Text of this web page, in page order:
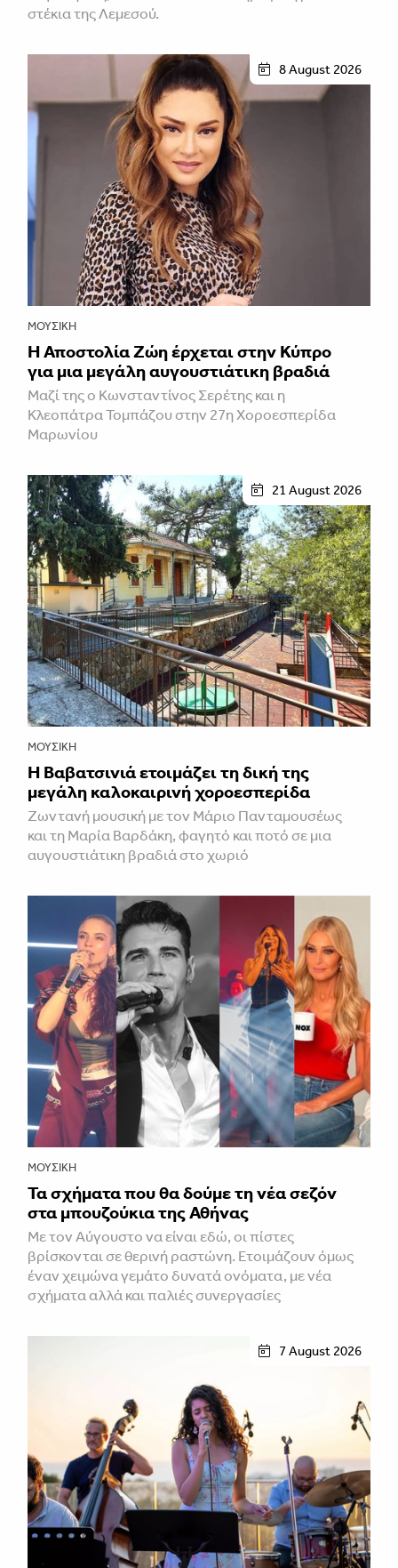
στέκια της Λεμεσού.
8 August 2026
ΜΟΥΣΙΚΉ
Η Αποστολία Ζώη έρχεται στην Κύπρο
για μια μεγάλη αυγουστιάτικη βραδιά
Μαζί της ο Κωνσταντίνος Σερέτης και η
Κλεοπάτρα Τομπάζου στην 27η Χοροεσπερίδα
Μαρωνίου
21 August 2026
ΜΟΥΣΙΚΉ
Η Βαβατσινιά ετοιμάζει τη δική της
μεγάλη καλοκαιρινή χοροεσπερίδα
Ζωντανή μουσική με τον Μάριο Πανταμουσέως
και τη Μαρία Βαρδάκη, φαγητό και ποτό σε μια
αυγουστιάτικη βραδιά στο χωριό
ΜΟΥΣΙΚΉ
Τα σχήματα που θα δούμε τη νέα σεζόν
στα μπουζούκια της Αθήνας
Με τον Αύγουστο να είναι εδώ, οι πίστες
βρίσκονται σε θερινή ραστώνη. Ετοιμάζουν όμως
έναν χειμώνα γεμάτο δυνατά ονόματα, με νέα
σχήματα αλλά και παλιές συνεργασίες
7 August 2026